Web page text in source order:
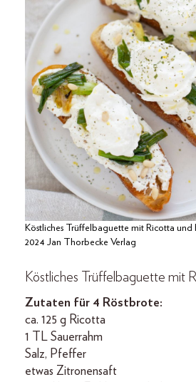
Köstliches Trüffelbaguette mit Ricotta
2024 Jan Thorbecke Verlag
Köstliches Trüffelbaguette mit
Zutaten für 4 Röstbrote:
ca. 125 g Ricotta
1 TL Sauerrahm
Salz, Pfeffer
etwas Zitronensaft